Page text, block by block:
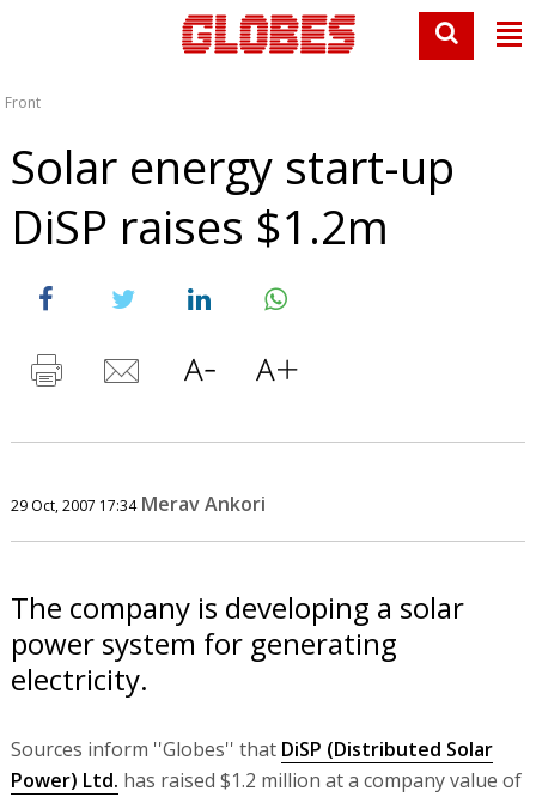
Front
Solar energy start-up
DiSP raises $1.2m
29 Oct, 2007 17:34 Merav Ankori
The company is developing a solar
power system for generating
electricity.
Sources inform ''Globes'' that DiSP (Distributed Solar
Power) Ltd. has raised $1.2 million at a company value of